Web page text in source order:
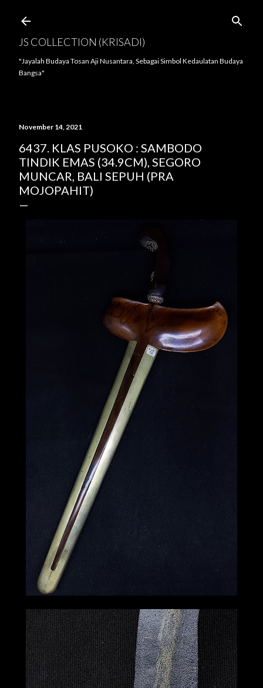
JS COLLECTION (KRISADI)
"Jayalah Budaya Tosan Aji Nusantara, Sebagai Simbol Kedaulatan Budaya
Bangsa"
November 14, 2021
6437. KLAS PUSOKO : SAMBODO
TINDIK EMAS (34.9CM), SEGORO
MUNCAR, BALI SEPUH (PRA
MOJOPAHIT)